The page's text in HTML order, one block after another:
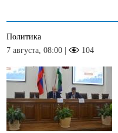
Политика
7 августа, 08:00 |
104